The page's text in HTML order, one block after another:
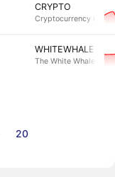
CRYPTO
Cryptocurrency Coin
WHITEWHALE
The White Whale
20